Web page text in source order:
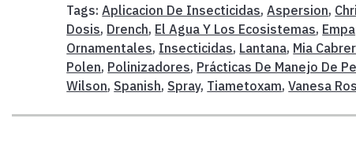
Tags:Aplicacion De Insecticidas,Aspersion,
Dosis, Drench, El Agua Y Los Ecosistemas,
Ornamentales, Insecticidas, Lantana, Mia
Polen, Polinizadores, Prácticas De Manejo De
Wilson, Spanish, Spray, Tiametoxam,Vanesa